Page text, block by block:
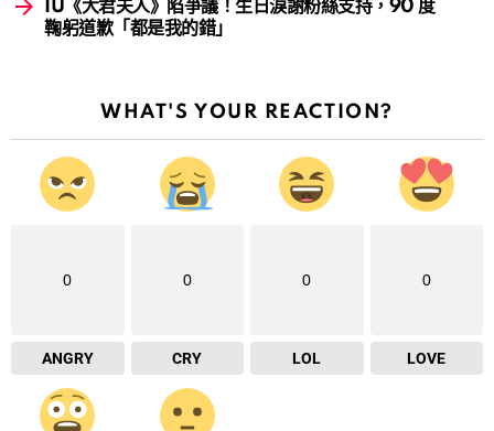
IU《大君夫人》陷爭議！生日淚謝粉絲支持，90 度
鞠躬道歉「都是我的錯」
WHAT'S YOUR REACTION?
0
ANGRY
0
CRY
0
LOL
0
LOVE